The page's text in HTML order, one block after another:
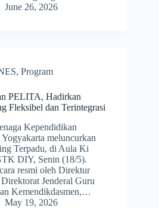
June 26, 2026
, Program
PELITA, Hadirkan
Fleksibel dan Terintegrasi
Kependidikan
meluncurkan
Terpadu, di Aula Ki
DIY, Senin (18/5).
resmi oleh Direktur
Jenderal Guru
Kemendikdasmen,…
May 19, 2026